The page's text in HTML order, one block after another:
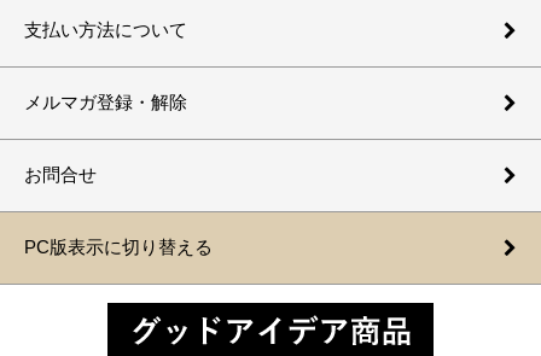
支払い方法について
メルマガ登録・解除
お問合せ
PC版表示に切り替える